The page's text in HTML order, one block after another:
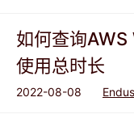
如何查询
使用总时长
2022-08-08